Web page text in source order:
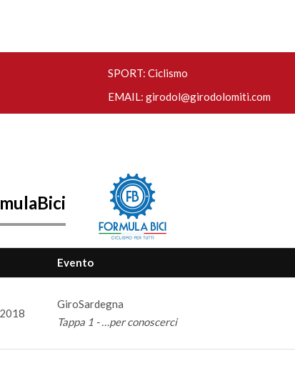
SPORT: Ciclismo
EMAIL: girodol@girodolomiti.com
Evento
GiroSardegna
Tappa 1 - …per conoscerci